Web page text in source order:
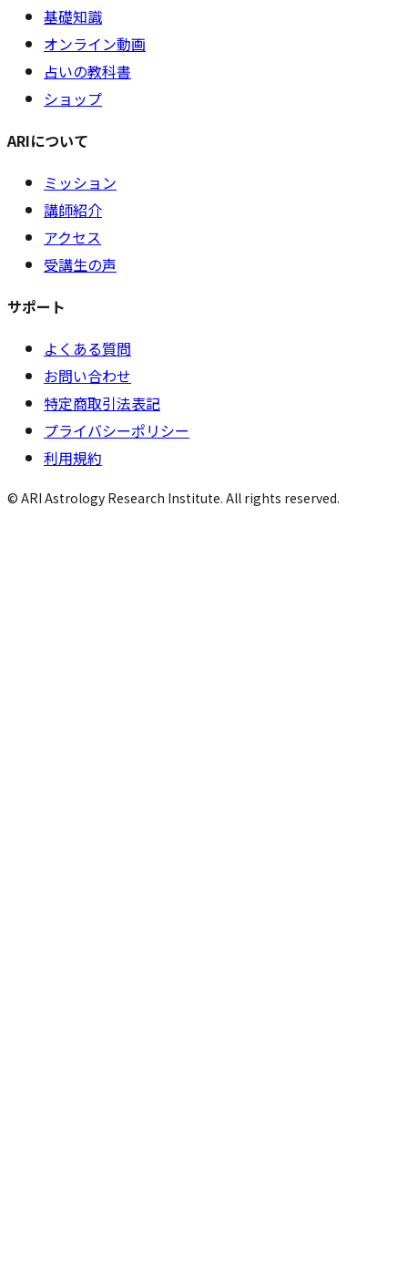
基礎知識
オンライン動画
占いの教科書
ショップ
ARIについて
ミッション
講師紹介
アクセス
受講生の声
サポート
よくある質問
お問い合わせ
特定商取引法表記
プライバシーポリシー
利用規約
© ARI Astrology Research Institute. All rights reserved.